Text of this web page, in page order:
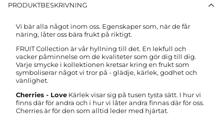
PRODUKTBESKRIVNING
Vi bär alla något inom oss. Egenskaper som, när de får
näring, låter oss bära frukt på riktigt.
FRUIT Collection är vår hyllning till det. En lekfull och
vacker påminnelse om de kvaliteter som gör dig till dig.
Varje smycke i kollektionen kretsar kring en frukt som
symboliserar något vi tror på - glädje, kärlek, godhet och
vänlighet.
Cherries - Love Kärlek visar sig på tusen tysta sätt. I hur vi
finns där för andra och i hur vi låter andra finnas där för oss.
Cherries är för den som alltid leder med hjärtat.